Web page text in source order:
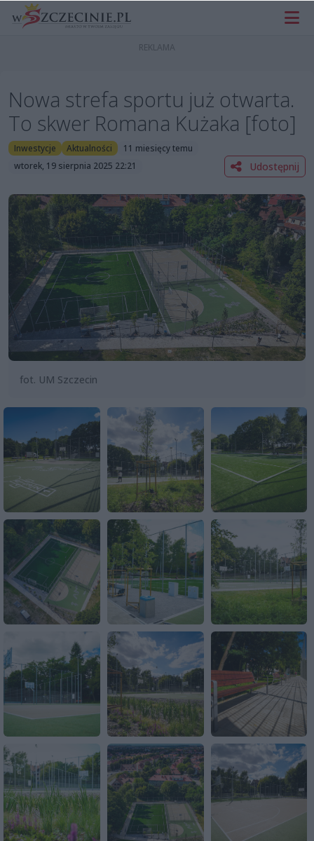
Nowa strefa sportu już otwarta.
To skwer Romana Kużaka [foto]
Inwestycje Aktualności
11 miesięcy temu
wtorek, 19 sierpnia 2025 22:21
Udostępnij
fot. UM Szczecin